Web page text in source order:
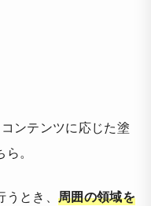
ンテンツに応じた塗
。
うとき、周囲の領域を